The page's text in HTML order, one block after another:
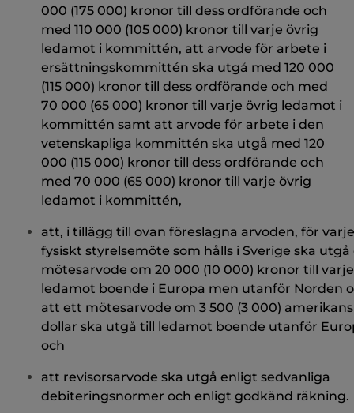
000 (175 000) kronor till dess ordförande och
med 110 000 (105 000) kronor till varje övrig
ledamot i kommittén, att arvode för arbete i
ersättningskommittén ska utgå med 120 000
(115 000) kronor till dess ordförande och med
70 000 (65 000) kronor till varje övrig ledamot i
kommittén samt att arvode för arbete i den
vetenskapliga kommittén ska utgå med 120
000 (115 000) kronor till dess ordförande och
med 70 000 (65 000) kronor till varje övrig
ledamot i kommittén,
att, i tillägg till ovan föreslagna arvoden, för varje
fysiskt styrelsemöte som hålls i Sverige ska
mötesarvode om 20 000 (10 000) kronor till varje
ledamot boende i Europa men utanför Norden
att ett mötesarvode om 3 500 (3 000)
dollar ska utgå till ledamot boende utanför
och
att revisorsarvode ska utgå enligt sedvanliga
debiteringsnormer och enligt godkänd räkning.